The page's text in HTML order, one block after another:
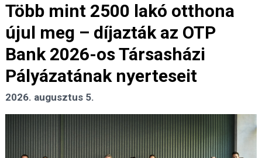
Több mint 2500 lakó otthona
újul meg – díjazták az OTP
Bank 2026-os Társasházi
Pályázatának nyerteseit
2026. augusztus 5.